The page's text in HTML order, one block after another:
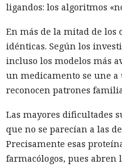
ligandos: los algoritmos
En más de la mitad de los
idénticas. Según los
incluso los modelos más
un medicamento se une
reconocen patrones
Las mayores dificultades
que no se parecían a las
Precisamente esas
farmacólogos, pues abren